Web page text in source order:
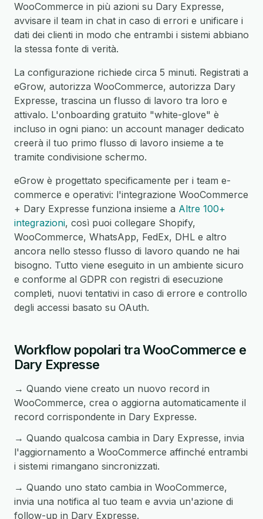
WooCommerce in più azioni su Dary Expresse,
avvisare il team in chat in caso di errori e unificare i
dati dei clienti in modo che entrambi i sistemi abbiano
la stessa fonte di verità.
La configurazione richiede circa 5 minuti. Registrati a
eGrow, autorizza WooCommerce, autorizza Dary
Expresse, trascina un flusso di lavoro tra loro e
attivalo. L'onboarding gratuito "white-glove" è
incluso in ogni piano: un account manager dedicato
creerà il tuo primo flusso di lavoro insieme a te
tramite condivisione schermo.
eGrow è progettato specificamente per i team e-
commerce e operativi: l'integrazione WooCommerce
+ Dary Expresse funziona insieme a Altre 100+
integrazioni, così puoi collegare Shopify,
WooCommerce, WhatsApp, FedEx, DHL e altro
ancora nello stesso flusso di lavoro quando ne hai
bisogno. Tutto viene eseguito in un ambiente sicuro
e conforme al GDPR con registri di esecuzione
completi, nuovi tentativi in caso di errore e controllo
degli accessi basato su OAuth.
Workflow popolari tra WooCommerce e
Dary Expresse
→ Quando viene creato un nuovo record in
WooCommerce, crea o aggiorna automaticamente il
record corrispondente in Dary Expresse.
→ Quando qualcosa cambia in Dary Expresse, invia
l'aggiornamento a WooCommerce affinché entrambi
i sistemi rimangano sincronizzati.
→ Quando uno stato cambia in WooCommerce,
invia una notifica al tuo team e avvia un'azione di
follow-up in Dary Expresse.